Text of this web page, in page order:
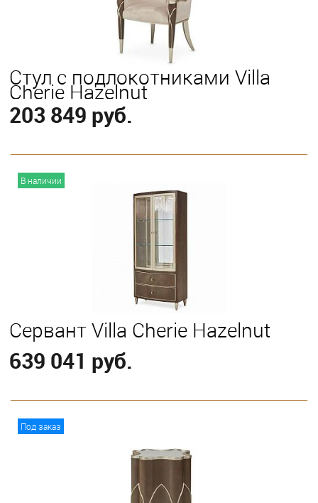
Стул с подлокотниками Villa
Cherie Hazelnut
203 849 руб.
В наличии
Сервант Villa Cherie Hazelnut
639 041 руб.
Под заказ